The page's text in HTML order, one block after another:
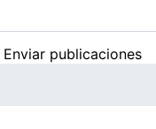
Enviar publicaciones